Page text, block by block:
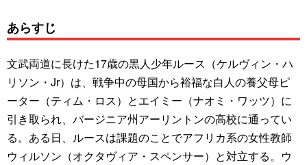
あらすじ
文武両道に長けた17歳の黒人少年ルース（ケルヴィン・ハ
リソン・Jr）は、戦争中の母国から裕福な白人の養父母ピ
ーター（ティム・ロス）とエイミー（ナオミ・ワッツ）に
引き取られ、バージニア州アーリントンの高校に通ってい
る。ある日、ルースは課題のことでアフリカ系の女性教師
ウィルソン（オクタヴィア・スペンサー）と対立する。ウ